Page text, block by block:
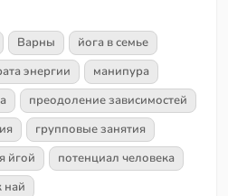
Варны
йога в семье
энергии
манипура
преодоление зависимостей
групповые занятия
йгой
потенциал человека
най